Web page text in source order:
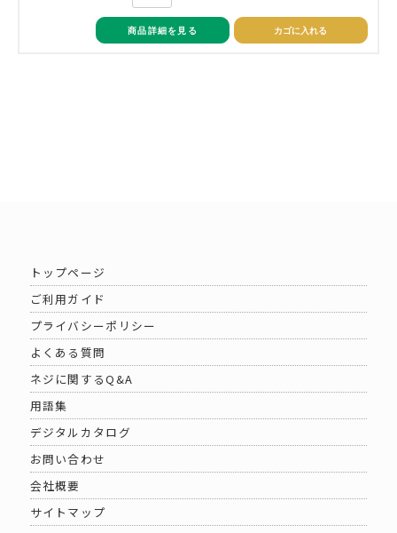
商品詳細を見る カゴに入れる
トップページ
ご利用ガイド
プライバシーポリシー
よくある質問
ネジに関するQ&A
用語集
デジタルカタログ
お問い合わせ
会社概要
サイトマップ